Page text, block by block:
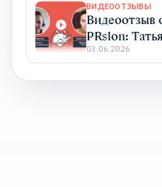
ВИДЕООТЗЫВЫ
Видеоотзыв
PRslon:
маркетинга
03.06.2026